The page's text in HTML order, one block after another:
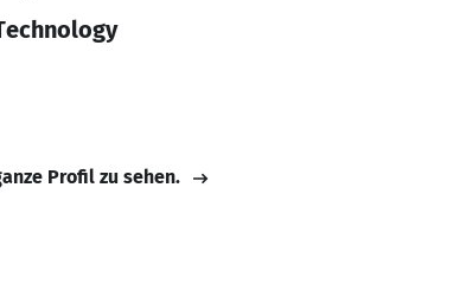
Profil zu sehen.